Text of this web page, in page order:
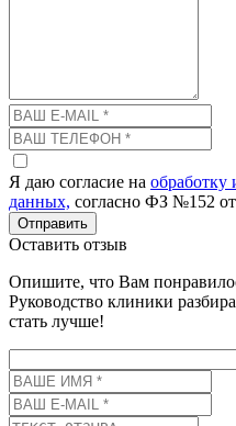
Я даю согласие на обработку
данных, согласно ФЗ №152
Отправить
Оставить отзыв
Опишите, что Вам
Руководство клиники
стать лучше!